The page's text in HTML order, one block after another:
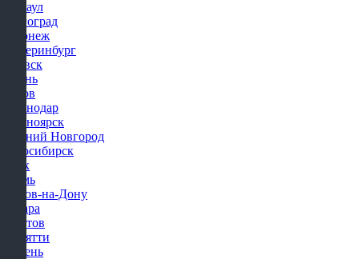
Барнаул
Волгоград
Воронеж
Екатеринбург
Ижевск
Казань
Киров
Краснодар
Красноярск
Нижний Новгород
Новосибирск
Омск
Пермь
Ростов-на-Дону
Самара
Саратов
Тольятти
Тюмень